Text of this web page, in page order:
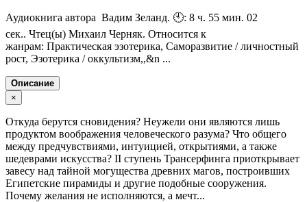
Аудиокнига автора Вадим Зеланд. 🕙: 8 ч. 55 мин. 02
сек.. Чтец(ы) Михаил Черняк. Относится к
жанрам: Практическая эзотерика, Саморазвитие / личностный
рост, Эзотерика / оккультизм,,&n ...
Описание
×
Откуда берутся сновидения? Неужели они являются лишь
продуктом воображения человеческого разума? Что общего
между предчувствиями, интуицией, открытиями, а также
шедеврами искусства? II ступень Трансерфинга приоткрывает
завесу над тайной могущества древних магов, построивших
Египетские пирамиды и другие подобные сооружения.
Почему желания не исполняются, а мечт...